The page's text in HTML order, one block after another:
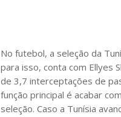
No futebol, a seleção da
para isso, conta com Ellyes
de 3,7 interceptações de
função principal é acabar
seleção. Caso a Tunísia